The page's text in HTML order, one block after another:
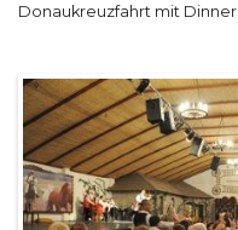
Donaukreuzfahrt mit Dinner